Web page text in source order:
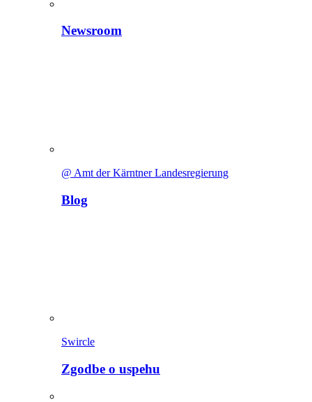
Newsroom
@ Amt der Kärntner Landesregierung
Blog
Swircle
Zgodbe o uspehu